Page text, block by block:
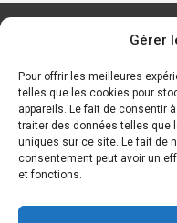
Gérer
Pour offrir les meilleures
telles que les cookies pour
appareils. Le fait de consentir
traiter des données telles que
uniques sur ce site. Le fait de
consentement peut avoir un
et fonctions.
Les principaux outils d’IA
Ressources sur l’IA
Start-ups de l’IA
Les personnalités de l’IA
Lexique de l’IA générative